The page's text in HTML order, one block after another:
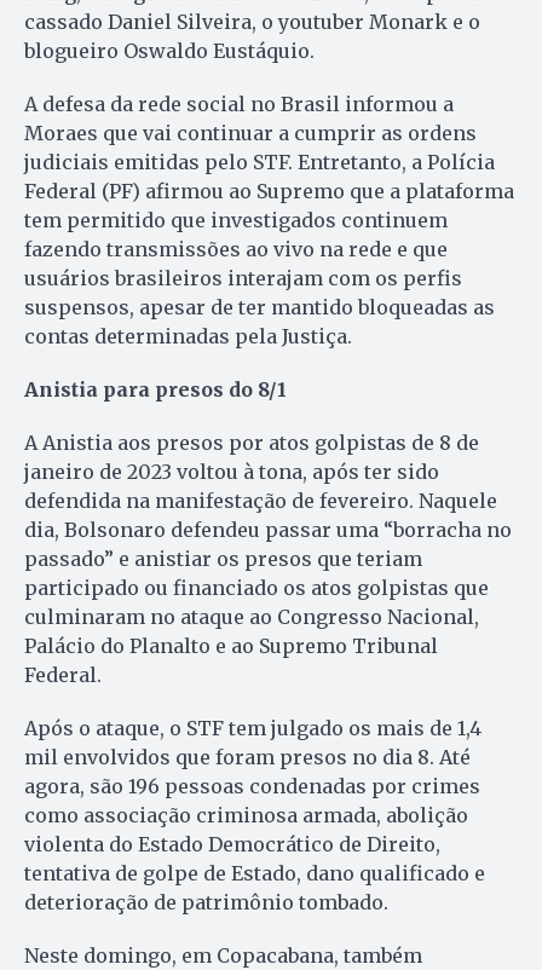
cassado Daniel Silveira, o youtuber Monark e o
blogueiro Oswaldo Eustáquio.
A defesa da rede social no Brasil informou a
Moraes que vai continuar a cumprir as ordens
judiciais emitidas pelo STF. Entretanto, a Polícia
Federal (PF) afirmou ao Supremo que a plataforma
tem permitido que investigados continuem
fazendo transmissões ao vivo na rede e que
usuários brasileiros interajam com os perfis
suspensos, apesar de ter mantido bloqueadas as
contas determinadas pela Justiça.
Anistia para presos do 8/1
A Anistia aos presos por atos golpistas de 8 de
janeiro de 2023 voltou à tona, após ter sido
defendida na manifestação de fevereiro. Naquele
dia, Bolsonaro defendeu passar uma “borracha no
passado” e anistiar os presos que teriam
participado ou financiado os atos golpistas que
culminaram no ataque ao Congresso Nacional,
Palácio do Planalto e ao Supremo Tribunal
Federal.
Após o ataque, o STF tem julgado os mais de 1,4
mil envolvidos que foram presos no dia 8. Até
agora, são 196 pessoas condenadas por crimes
como associação criminosa armada, abolição
violenta do Estado Democrático de Direito,
tentativa de golpe de Estado, dano qualificado e
deterioração de patrimônio tombado.
Neste domingo, em Copacabana, também